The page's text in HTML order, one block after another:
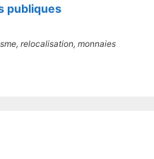
publiques
relocalisation, monnaies